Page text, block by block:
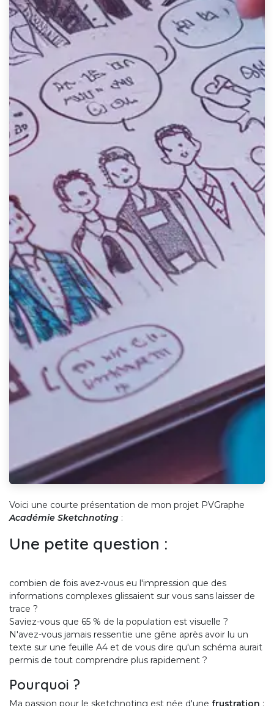
Voici une courte présentation de mon projet PVGraphe
Académie Sketchnoting :
Une petite question :
combien de fois avez-vous eu l'impression que des
informations complexes glissaient sur vous sans laisser de
trace ?
Saviez-vous que 65 % de la population est visuelle ?
N'avez-vous jamais ressentie une gêne après avoir lu un
texte sur une feuille A4 et de vous dire qu'un schéma aurait
permis de tout comprendre plus rapidement ?
Pourquoi ?